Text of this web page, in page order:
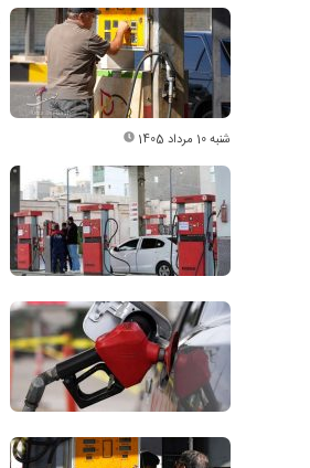
شنبه 10 مرداد 1405